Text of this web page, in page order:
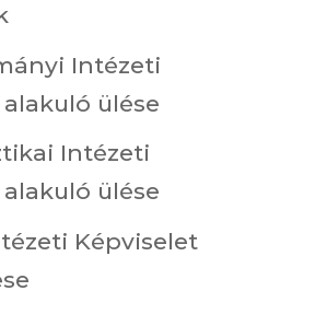
Intézeti
ülése
Intézeti
ülése
Képviselet